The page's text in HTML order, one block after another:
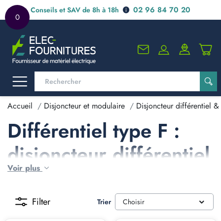
0
Conseils et SAV de 8h à 18h 02 96 84 70 20
Accueil Disjoncteur et modulaire Disjoncteur différentiel
Différentiel type F :
disjoncteur différentiel
& inter diff
C'est quoi un
Voir plus
Filter Trier Choisir